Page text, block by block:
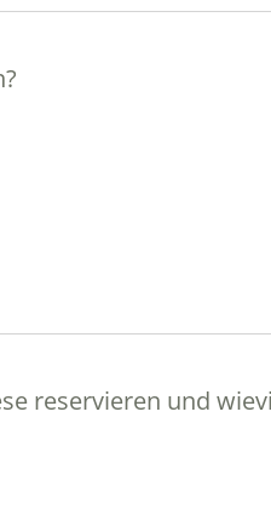
reservieren und